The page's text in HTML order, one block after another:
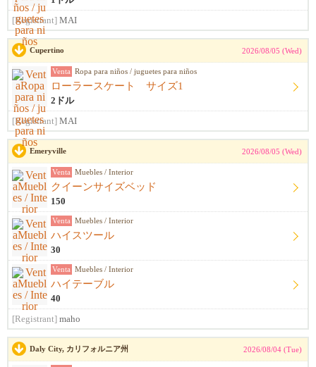
[Registrant] MAI
Cupertino 2026/08/05 (Wed)
Venta Ropa para niños / juguetes para niños
ローラースケート サイズ1
2ドル
[Registrant] MAI
Emeryville 2026/08/05 (Wed)
Venta Muebles / Interior
クイーンサイズベッド
150
Venta Muebles / Interior
ハイスツール
30
Venta Muebles / Interior
ハイテーブル
40
[Registrant] maho
Daly City, カリフォルニア州 2026/08/04 (Tue)